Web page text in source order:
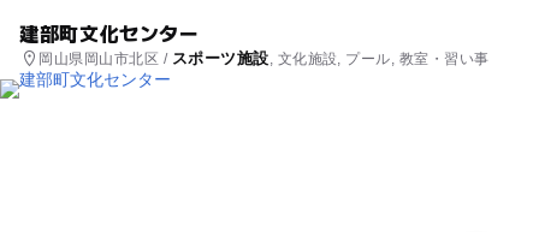
建部町文化センター
岡山県岡山市北区 / スポーツ施設, 文化施設, プール, 教室・習い事